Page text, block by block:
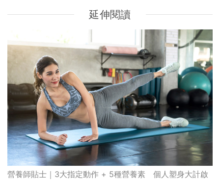
延伸閱讀
營養師貼士｜3大指定動作 + 5種營養素 個人塑身大計啟